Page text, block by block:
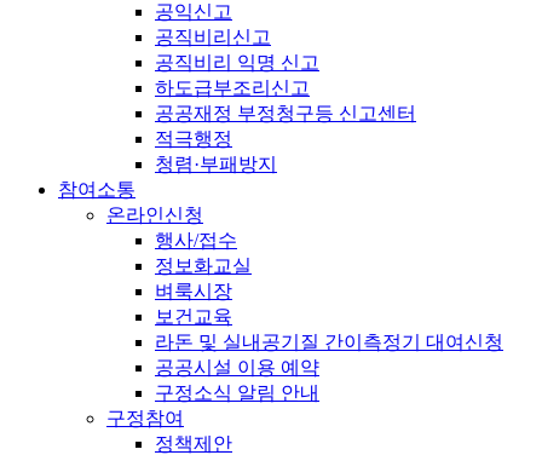
공익신고
공직비리신고
공직비리 익명 신고
하도급부조리신고
공공재정 부정청구등 신고센터
적극행정
청렴·부패방지
참여소통
온라인신청
행사/접수
정보화교실
벼룩시장
보건교육
라돈 및 실내공기질 간이측정기 대여신청
공공시설 이용 예약
구정소식 알림 안내
구정참여
정책제안